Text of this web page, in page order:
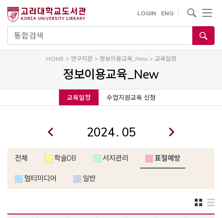
건
기
통합검색
LOGIN ENG
사이트내 검색
HOME> 연구지원 > 정보이용교육_New> 교육일정
정보이용교육_New
교육일정 수업지원교육 신청
.
전체 학술DB 서지관리 표절예방
멀티미디어 일반